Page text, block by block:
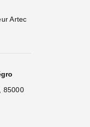
Artec
85000